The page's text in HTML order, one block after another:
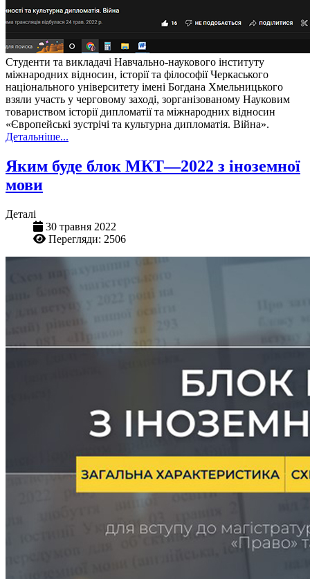
Студенти та викладачі Навчально-наукового інституту
міжнародних відносин, історії та філософії Черкаського
національного університету імені Богдана Хмельницького
взяли участь у черговому заході, зорганізованому Науковим
товариством історії дипломатії та міжнародних відносин
«Європейські зустрічі та культурна дипломатія. Війна».
Детальніше...
Яким буде блок МКТ—2022 з іноземної
мови
Деталі
30 травня 2022
Перегляди: 2506